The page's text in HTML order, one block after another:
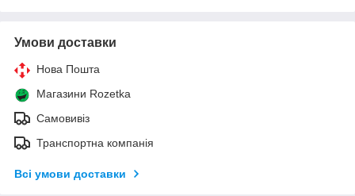
Умови доставки
Нова Пошта
Магазини Rozetka
Самовивіз
Транспортна компанія
Всі умови доставки